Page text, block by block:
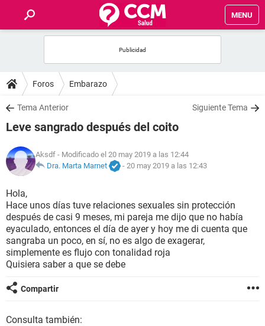
MENU
FOROS
SALUD
NUTRICIÓN
BIENESTAR
SEXUALIDAD
GLOSARIO
Foros Embarazo
Tema Anterior Siguiente Tema
Leve sangrado después del coito
Aksdf - Modificado el 20 may 2019 a las 12:44
Dra. Marta Marnet
- 20 may 2019 a las 12:43
Hola,
Hace unos días tuve relaciones sexuales sin protección
después de casi 9 meses, mi pareja me dijo que no había
eyaculado, entonces el día de ayer y hoy me di cuenta que
sangraba un poco, en sí, no es algo de exagerar,
simplemente es flujo con tonalidad roja
Quisiera saber a que se debe
Compartir
Consulta también: